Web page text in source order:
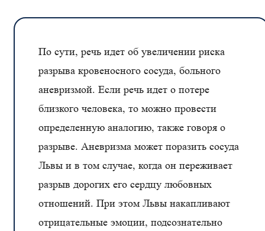
По сути, речь идет об увеличении риска
разрыва кровеносного сосуда, больного
аневризмой. Если речь идет о потере
близкого человека, то можно провести
определенную аналогию, также говоря о
разрыве. Аневризма может поразить сосуда
Львы и в том случае, когда он переживает
разрыв дорогих его сердцу любовных
отношений. При этом Львы накапливают
отрицательные эмоции, подсознательно